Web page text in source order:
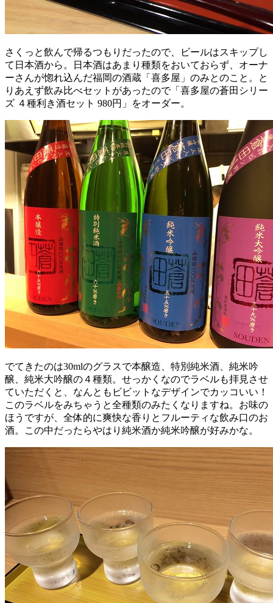
さくっと飲んで帰るつもりだったので、ビールはスキップし
て日本酒から。日本酒はあまり種類をおいておらず、オーナ
ーさんが惚れ込んだ福岡の酒蔵「喜多屋」のみとのこと。と
りあえず飲み比べセットがあったので「喜多屋の蒼田シリー
ズ ４種利き酒セット 980円」をオーダー。
でてきたのは30mlのグラスで本醸造、特別純米酒、純米吟
醸、純米大吟醸の４種類。せっかくなのでラベルも拝見させ
ていただくと、なんともビビットなデザインでカッコいい！
このラベルをみちゃうと全種類のみたくなりますね。お味の
ほうですが、全体的に爽快な香りとフルーティな飲み口のお
酒。この中だったらやはり純米酒か純米吟醸が好みかな。